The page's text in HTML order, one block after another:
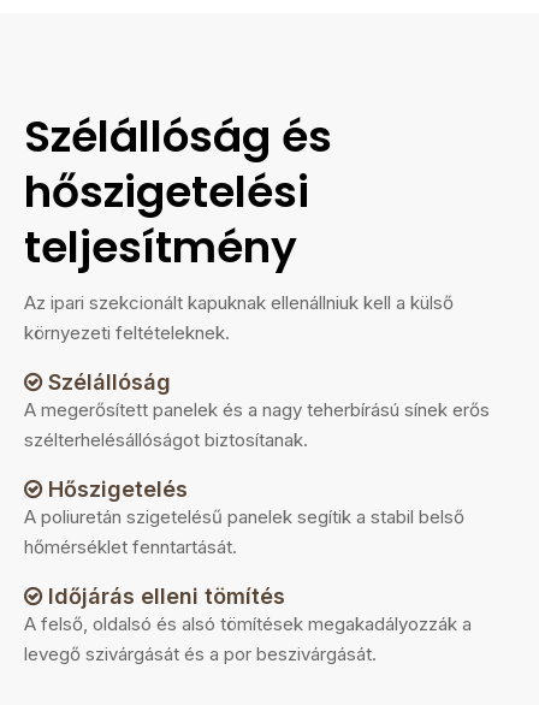
Szélállóság és
hőszigetelési
teljesítmény
Az ipari szekcionált kapuknak ellenállniuk kell a külső
környezeti feltételeknek.
Szélállóság
A megerősített panelek és a nagy teherbírású sínek erős
szélterhelésállóságot biztosítanak.
Hőszigetelés
A poliuretán szigetelésű panelek segítik a stabil belső
hőmérséklet fenntartását.
Időjárás elleni tömítés
A felső, oldalsó és alsó tömítések megakadályozzák a
levegő szivárgását és a por beszivárgását.